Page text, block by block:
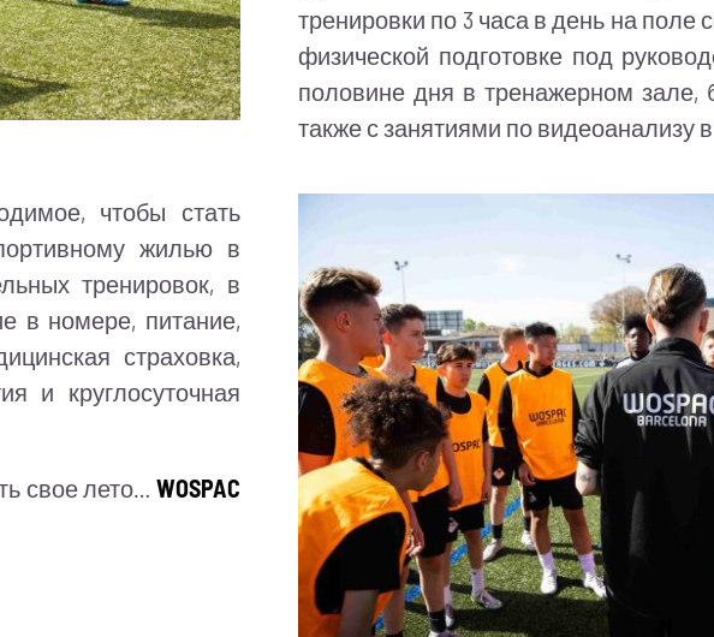
тренировки по 3 часа в день на поле
физической подготовке под
половине дня в тренажерном зале,
также с занятиями по видеоанализу
чтобы стать
жилью в
тренировок, в
в номере, питание,
страховка,
и круглосуточная
свое лето… WOSPAC